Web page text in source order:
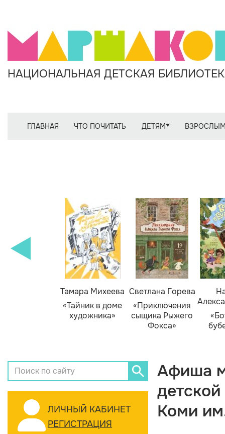
НАЦИОНАЛЬНАЯ ДЕТСКАЯ
ГЛАВНАЯ ЧТО ПОЧИТАТЬ ДЕТЯМ
Тамара Михеева
«Тайник в доме
художника»
Светлана Горева
«Приключения
сыщика Рыжего
Фокса»
ЛИЧНЫЙ КАБИНЕТ
РЕГИСТРАЦИЯ
Афиша
Коми